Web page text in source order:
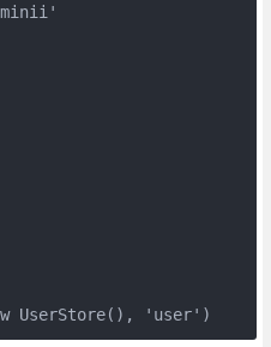
UserStore(), 'user')